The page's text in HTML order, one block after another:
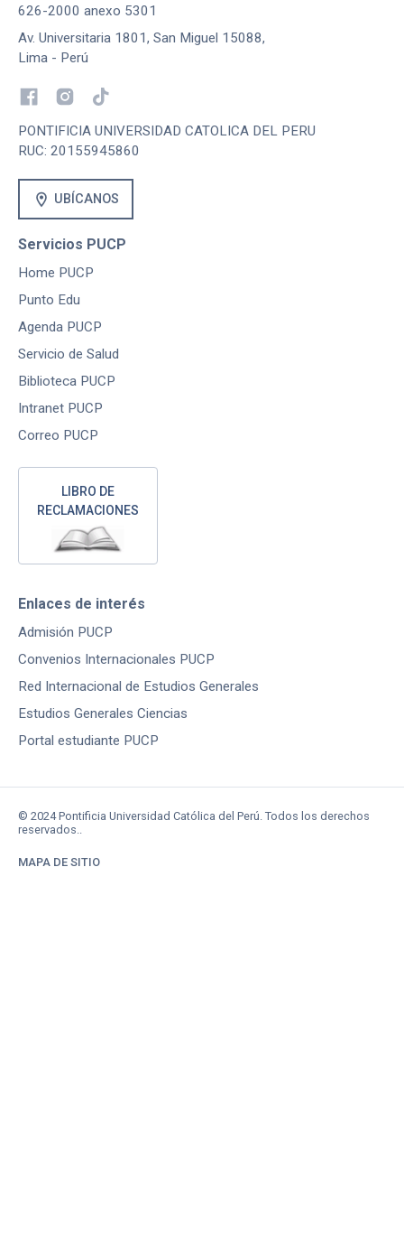
626-2000 anexo 5301
Av. Universitaria 1801, San Miguel 15088,
Lima - Perú
PONTIFICIA UNIVERSIDAD CATOLICA DEL PERU
RUC: 20155945860
location_on UBÍCANOS
Servicios PUCP
Home PUCP
Punto Edu
Agenda PUCP
Servicio de Salud
Biblioteca PUCP
Intranet PUCP
Correo PUCP
LIBRO DE
RECLAMACIONES
Enlaces de interés
Admisión PUCP
Convenios Internacionales PUCP
Red Internacional de Estudios Generales
Estudios Generales Ciencias
Portal estudiante PUCP
© 2024 Pontificia Universidad Católica del Perú. Todos los derechos
reservados..
MAPA DE SITIO